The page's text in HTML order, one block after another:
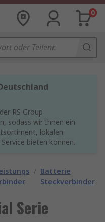
0
RS Group
sodass wir Ihnen ein
lokalen
bieten können.
/ Batterie
Steckverbinder
Serie